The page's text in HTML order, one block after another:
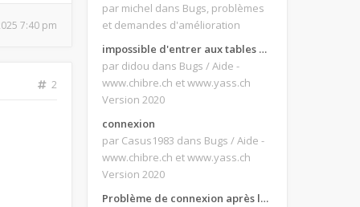
7:40 pm
2
par michel dans Bugs, problèmes
et demandes d'amélioration
impossible d'entrer aux tables de jeux
par didou dans Bugs / Aide -
www.chibre.ch et www.yass.ch
Version 2020
connexion
par Casus1983 dans Bugs / Aide -
www.chibre.ch et www.yass.ch
Version 2020
Problème de connexion après le changement d'adresse e-mail.